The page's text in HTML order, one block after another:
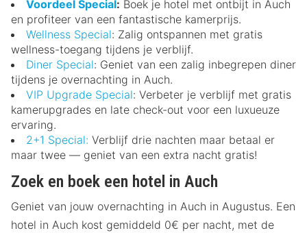
Voordeel Special: Boek je hotel met ontbijt in Auch
en profiteer van een fantastische kamerprijs.
Wellness Special: Zalig ontspannen met gratis
wellness-toegang tijdens je verblijf.
Diner Special: Geniet van een zalig inbegrepen diner
tijdens je overnachting in Auch.
VIP Upgrade Special: Verbeter je verblijf met gratis
kamerupgrades en late check-out voor een luxueuze
ervaring.
2+1 Special: Verblijf drie nachten maar betaal er
maar twee — geniet van een extra nacht gratis!
Zoek en boek een hotel in Auch
Geniet van jouw overnachting in Auch in Augustus. Een
hotel in Auch kost gemiddeld 0€ per nacht, met de